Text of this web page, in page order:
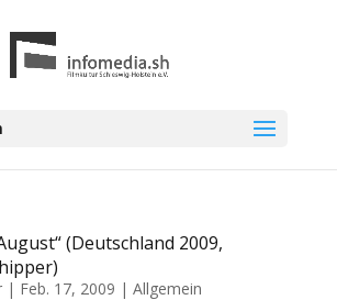
(Deutschland 2009,
| Feb. 17, 2009 | Allgemein